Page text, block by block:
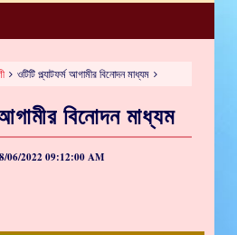
ওটিটি প্ল্যাটফর্ম আগামীর বিনোদন মাধ্যম
বিনোদন মাধ্যম
8/06/2022 09:12:00 AM